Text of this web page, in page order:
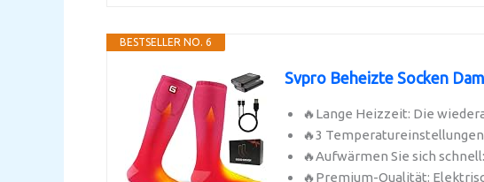
BESTSELLER NO. 6
Svpro Beheizte Socken
🔥Lange Heizzeit: Die
🔥3
🔥Aufwärmen Sie sich
🔥Premium-Qualität: